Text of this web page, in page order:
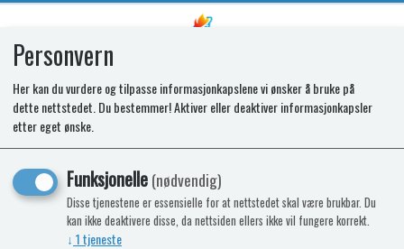
Kunne ikke finne produktet
Forside
NÅ KAN DU OGSÅ FÅ TOALETTKJEMI
Personvern
Her kan du vurdere og tilpasse informasjonkapslene vi ønsker å bruke på
dette nettstedet. Du bestemmer! Aktiver eller deaktiver informasjonkapsler
etter eget ønske.
Funksjonelle(nødvendig)
Disse tjenestene er essensielle for at nettstedet skal være brukbar. Du
kan ikke deaktivere disse, da nettsiden ellers ikke vil fungere korrekt.
↓ 1tjeneste